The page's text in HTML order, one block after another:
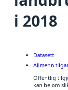
i 2018
Datasett
Allmenn
Offentlig
kan be om